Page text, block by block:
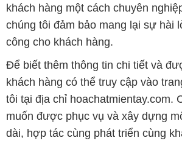
khách hàng một cách chuyên
chúng tôi đảm bảo mang lại sự hài
công cho khách hàng.
Để biết thêm thông tin chi tiết và
khách hàng có thể truy cập vào
tôi tại địa chỉ hoachatmientay.com.
muốn được phục vụ và xây dựng
dài, hợp tác cùng phát triển cùng